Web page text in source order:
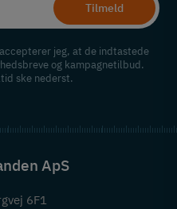
Tilmeld
jeg, at de indtastede
og kampagnetilbud.
ske nederst.
ApS
6F1